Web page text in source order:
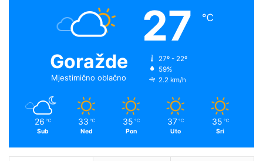
Goražde
Mjestimično oblačno
27 ℃
27º - 22º
59%
2.2 km/h
26 ℃
Sub
33 ℃
Ned
35 ℃
Pon
37 ℃
Uto
35 ℃
Sri